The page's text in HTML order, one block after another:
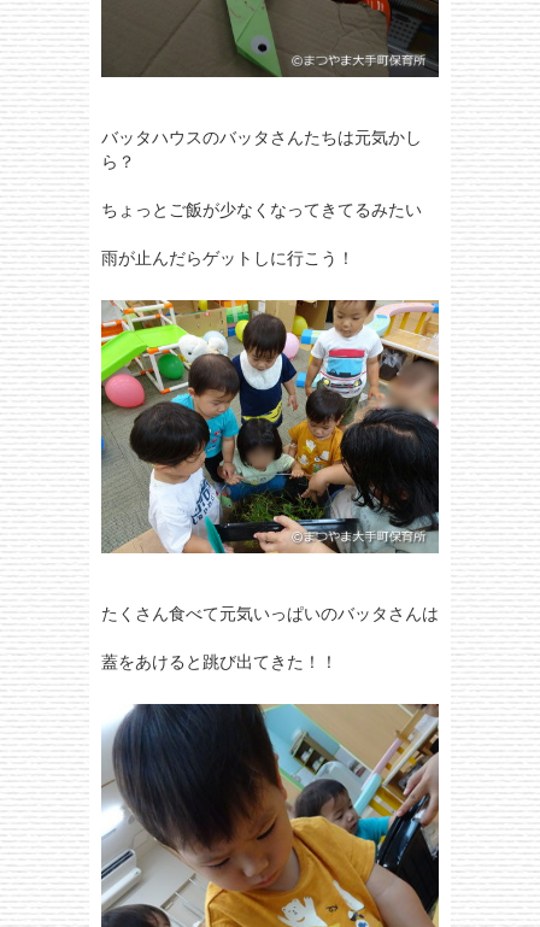
バッタハウスのバッタさんたちは元気かし
ら？
ちょっとご飯が少なくなってきてるみたい
雨が止んだらゲットしに行こう！
たくさん食べて元気いっぱいのバッタさんは
蓋をあけると跳び出てきた！！